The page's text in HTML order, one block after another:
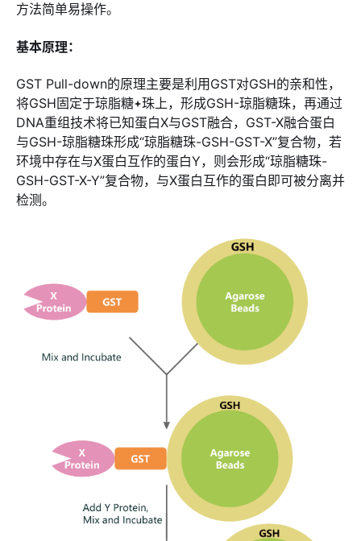
方法简单易操作。
基本原理：
GST Pull-down的原理主要是利用GST对GSH的亲和性，
将GSH固定于琼脂糖 珠上，形成GSH-琼脂糖珠，再通过
DNA重组技术将已知蛋白X与GST融合，GST-X融合蛋白
与GSH-琼脂糖珠形成“琼脂糖珠-GSH-GST-X”复合物，若
环境中存在与X蛋白互作的蛋白Y，则会形成“琼脂糖珠-
GSH-GST-X-Y”复合物，与X蛋白互作的蛋白即可被分离并
检测。